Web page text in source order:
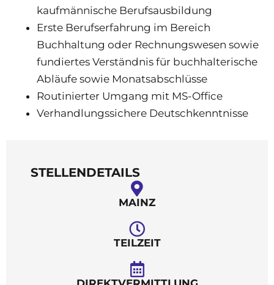
kaufmännische Berufsausbildung
Erste Berufserfahrung im Bereich
Buchhaltung oder Rechnungswesen sowie
fundiertes Verständnis für buchhalterische
Abläufe sowie Monatsabschlüsse
Routinierter Umgang mit MS-Office
Verhandlungssichere Deutschkenntnisse
STELLENDETAILS
MAINZ
TEILZEIT